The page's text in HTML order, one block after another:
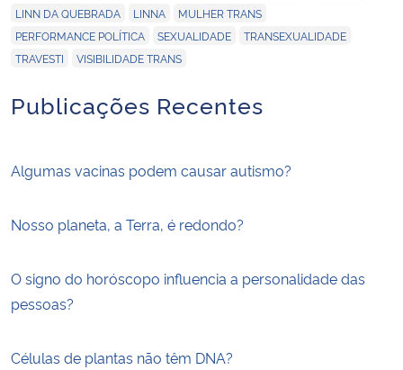
LINN DA QUEBRADA LINNA MULHER TRANS
PERFORMANCE POLÍTICA SEXUALIDADE TRANSEXUALIDADE
TRAVESTI VISIBILIDADE TRANS
Publicações Recentes
Algumas vacinas podem causar autismo?
Nosso planeta, a Terra, é redondo?
O signo do horóscopo influencia a personalidade das
pessoas?
Células de plantas não têm DNA?